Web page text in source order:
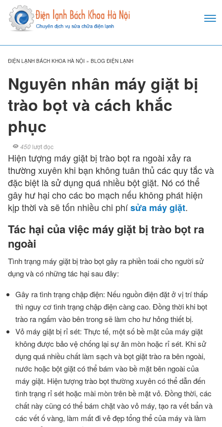
ĐIỆN LẠNH BÁCH KHOA HÀ NỘI » BLOG ĐIỆN LẠNH
Nguyên nhân máy giặt bị
trào bọt và cách khắc
phục
450 lượt đọc
Hiện tượng máy giặt bị trào bọt ra ngoài xảy ra
thường xuyên khi bạn không tuân thủ các quy tắc và
đặc biệt là sử dụng quá nhiều bột giặt. Nó có thể
gây hư hại cho các bo mạch nếu không phát hiện
kịp thời và sẽ tốn nhiều chi phísửa máy giặt.
Tác hại của việc máy giặt bị trào bọt ra
ngoài
Tình trạng máy giặt bị trào bọt gây ra phiền toái cho người sử
dụng và có những tác hại sau đây:
Gây ra tình trạng chập điện: Nếu nguồn điện đặt ở vị trí thấp
thì nguy cơ tình trạng chập điện càng cao. Đồng thời khi bọt
trào ra ngấm vào bên trong sẽ làm cho hư hỏng thiết bị.
Vỏ máy giặt bị rỉ sét: Thực tế, một số bề mặt của máy giặt
không được bảo vệ chống lại sự ăn mòn hoặc rỉ sét. Khi sử
dụng quá nhiều chất làm sạch và bọt giặt trào ra bên ngoài,
nước hoặc bột giặt có thể bám vào bề mặt bên ngoài của
máy giặt. Hiện tượng trào bọt thường xuyên có thể dẫn đến
tình trạng rỉ sét hoặc mài mòn trên bề mặt vỏ. Đồng thời, các
chất này cũng có thể bám chặt vào vỏ máy, tạo ra vết bẩn và
các vết ố vàng, làm mất đi vẻ đẹp tổng thể của máy và làm